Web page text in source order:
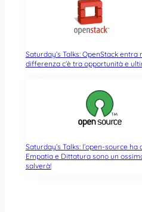
Saturday’s Talks: OpenStack
differenza c’è tra opportunità e
Saturday’s Talks: l’open-source
Empatia e Dittatura sono un
salverà!